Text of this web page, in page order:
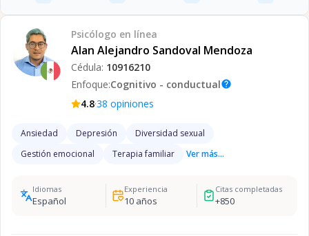
Psicólogo en línea
Alan Alejandro Sandoval Mendoza
Cédula: 10916210
Enfoque:Cognitivo - conductualhelp
4.8·38 opiniones
Ansiedad Depresión
Diversidad sexual
Gestión emocional
Terapia familiar Ver más...
Idiomas
Español
Experiencia
10años
Citas completadas
+850